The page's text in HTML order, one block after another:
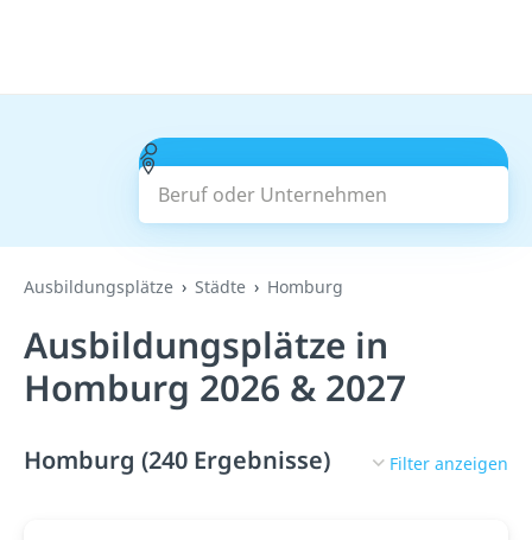
Beruf oder Unternehmen
Suchen
Ausbildungsplätze Städte Homburg
Ausbildungsplätze in
Homburg 2026 & 2027
Homburg (240 Ergebnisse) Filter anzeigen